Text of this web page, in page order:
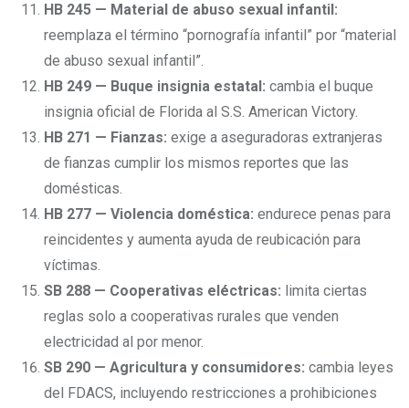
HB 245 — Material de abuso sexual infantil:
reemplaza el término “pornografía infantil” por “material
de abuso sexual infantil”.
HB 249 — Buque insignia estatal: cambia el buque
insignia oficial de Florida al S.S. American Victory.
HB 271 — Fianzas: exige a aseguradoras extranjeras
de fianzas cumplir los mismos reportes que las
domésticas.
HB 277 — Violencia doméstica: endurece penas para
reincidentes y aumenta ayuda de reubicación para
víctimas.
SB 288 — Cooperativas eléctricas: limita ciertas
reglas solo a cooperativas rurales que venden
electricidad al por menor.
SB 290 — Agricultura y consumidores: cambia leyes
del FDACS, incluyendo restricciones a prohibiciones